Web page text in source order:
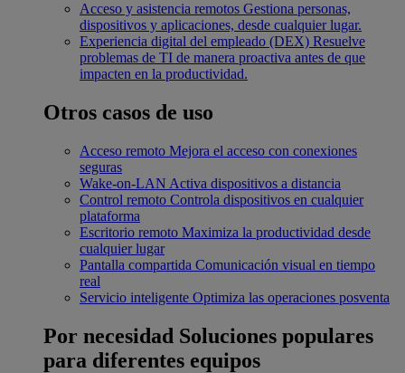
Acceso y asistencia remotos Gestiona personas,
dispositivos y aplicaciones, desde cualquier lugar.
Experiencia digital del empleado (DEX) Resuelve
problemas de TI de manera proactiva antes de que
impacten en la productividad.
Otros casos de uso
Acceso remoto Mejora el acceso con conexiones
seguras
Wake-on-LAN Activa dispositivos a distancia
Control remoto Controla dispositivos en cualquier
plataforma
Escritorio remoto Maximiza la productividad desde
cualquier lugar
Pantalla compartida Comunicación visual en tiempo
real
Servicio inteligente Optimiza las operaciones posventa
Por necesidad Soluciones populares
para diferentes equipos